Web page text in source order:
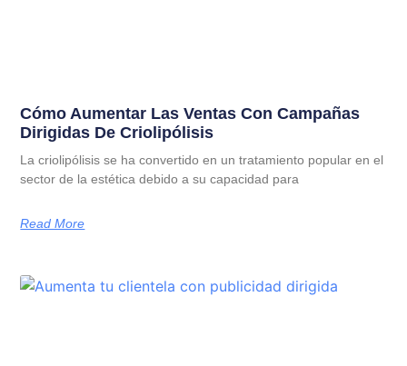
Cómo Aumentar Las Ventas Con Campañas
Dirigidas De Criolipólisis
La criolipólisis se ha convertido en un tratamiento popular en el
sector de la estética debido a su capacidad para
Read More